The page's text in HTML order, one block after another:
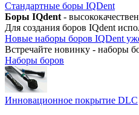
Стандартные боры IQDent
Боры IQdent -
Для создания боров IQdent
Новые наборы боров IQDent
Встречайте новинку - наборы
Наборы боров
Инновационное покрытие DLC